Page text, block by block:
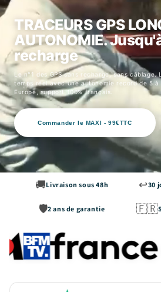
TRACEURS GPS
AUTONOMIE.
recharge
Le n°1 des GPS sans recharge, sans
temps réel avec une autonomie record de 5 à
Europe, support 100% français.
Commander le MAXI - 99€TTC
🚚Livraison sous 48h ↩️30
🛡️2 ans de garantie 🇫🇷